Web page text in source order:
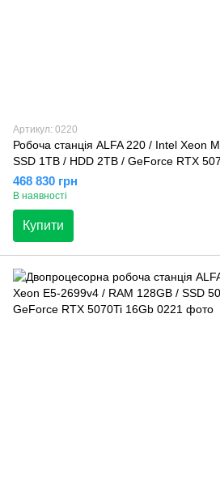
Артикул: 0220
Робоча станція ALFA 220 / Intel Xeon
SSD 1TB / HDD 2TB / GeForce RTX
468 830 грн
В наявності
Купити